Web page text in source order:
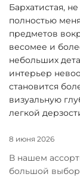
Бархатистая,
полностью
предметов
весомее и
небольших
интерьер
становится
визуальную
легкой
8 июня 2026
В нашем
большой выбор